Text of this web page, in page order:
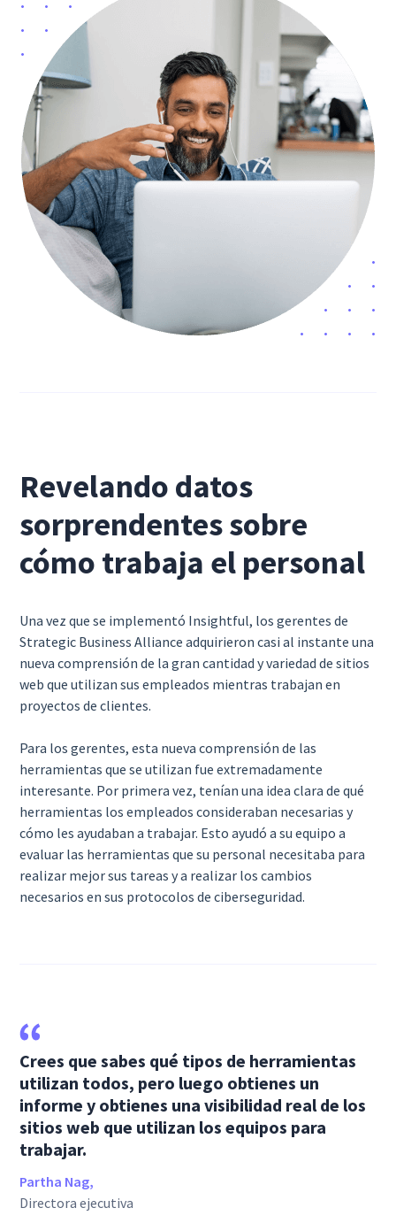
Revelando datos
sorprendentes sobre
cómo trabaja el personal
Una vez que se implementó Insightful, los gerentes de
Strategic Business Alliance adquirieron casi al instante una
nueva comprensión de la gran cantidad y variedad de sitios
web que utilizan sus empleados mientras trabajan en
proyectos de clientes.
Para los gerentes, esta nueva comprensión de las
herramientas que se utilizan fue extremadamente
interesante. Por primera vez, tenían una idea clara de qué
herramientas los empleados consideraban necesarias y
cómo les ayudaban a trabajar. Esto ayudó a su equipo a
evaluar las herramientas que su personal necesitaba para
realizar mejor sus tareas y a realizar los cambios
necesarios en sus protocolos de ciberseguridad.
Crees que sabes qué tipos de herramientas
utilizan todos, pero luego obtienes un
informe y obtienes una visibilidad real de los
sitios web que utilizan los equipos para
trabajar.
Partha Nag,
Directora ejecutiva